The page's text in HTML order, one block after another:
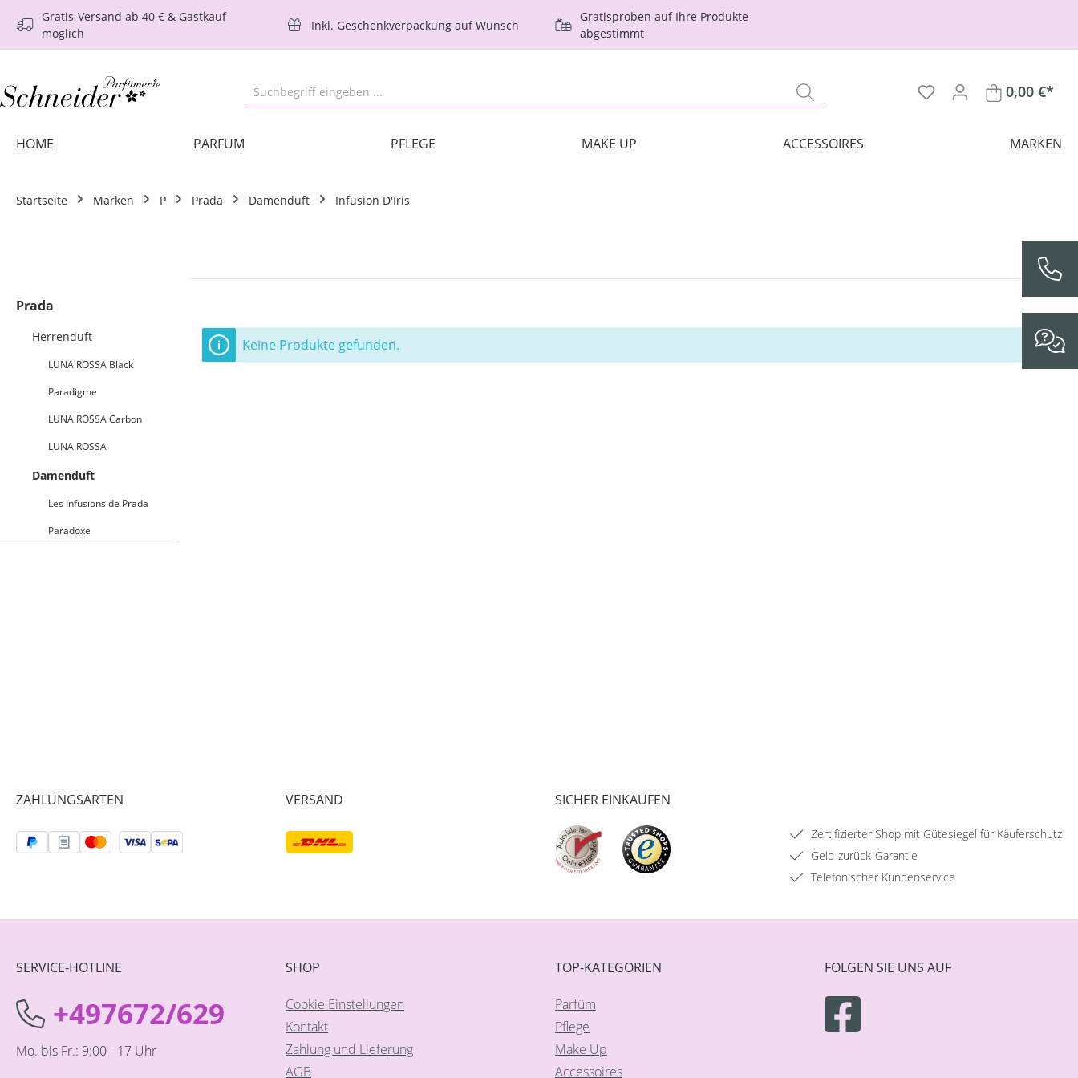
Hauptinhalt springen
Zur Suche springen
Zur Hauptnavigation springen
Gratis-Versand ab 40 € & Gastkauf
möglich
Inkl. Geschenkverpackung auf Wunsch
Gratisproben auf Ihre Produkte
abgestimmt
0,00 €*
HOME PARFUM PFLEGE MAKE UP ACCESSOIRES MARKEN
Startseite Marken P Prada Damenduft Infusion D'Iris
Prada
Herrenduft
LUNA ROSSA Black
Paradigme
LUNA ROSSA Carbon
LUNA ROSSA
Damenduft
Les Infusions de Prada
Paradoxe
Keine Produkte gefunden.
ZAHLUNGSARTEN VERSAND SICHER EINKAUFEN
Zertifizierter Shop mit Gütesiegel für Käuferschutz
Geld-zurück-Garantie
Telefonischer Kundenservice
SERVICE-HOTLINE
+497672/629
Mo. bis Fr.: 9:00 - 17 Uhr
SHOP
Cookie Einstellungen
Kontakt
Zahlung und Lieferung
AGB
TOP-KATEGORIEN
Parfüm
Pflege
Make Up
Accessoires
FOLGEN SIE UNS AUF